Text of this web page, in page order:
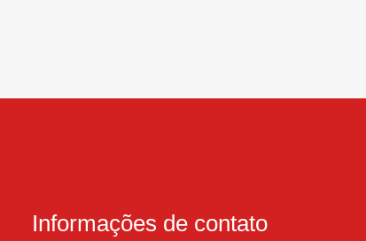
Informações de contato